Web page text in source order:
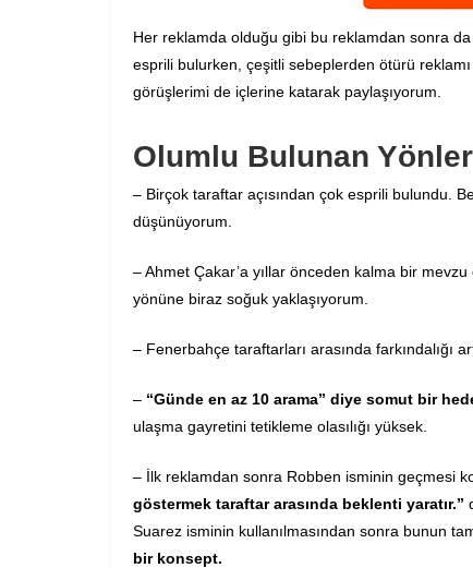
Her reklamda olduğu gibi bu reklamdan sonra
esprili bulurken, çeşitli sebeplerden ötürü
görüşlerimi de içlerine katarak paylaşıyorum.
Olumlu Bulunan Yönler
– Birçok taraftar açısından çok esprili bulundu.
düşünüyorum.
– Ahmet Çakar’a yıllar önceden kalma bir
yönüne biraz soğuk yaklaşıyorum.
– Fenerbahçe taraftarları arasında farkındalığı
– “Günde en az 10 arama” diye somut bir
ulaşma gayretini tetikleme olasılığı yüksek.
– İlk reklamdan sonra Robben isminin geçmesi
göstermek taraftar arasında beklenti yaratır.”
Suarez isminin kullanılmasından sonra bunun
bir konsept.